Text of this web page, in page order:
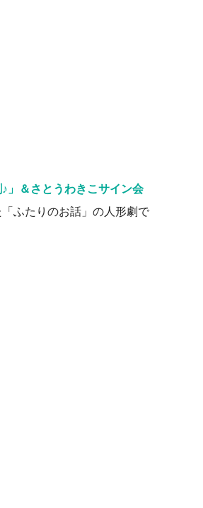
」＆さとうわきこサイン会
ふたりのお話」の人形劇で